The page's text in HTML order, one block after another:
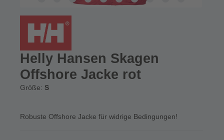
Helly Hansen Skagen
Offshore Jacke rot
Größe: S
Robuste Offshore Jacke für widrige Bedingungen!